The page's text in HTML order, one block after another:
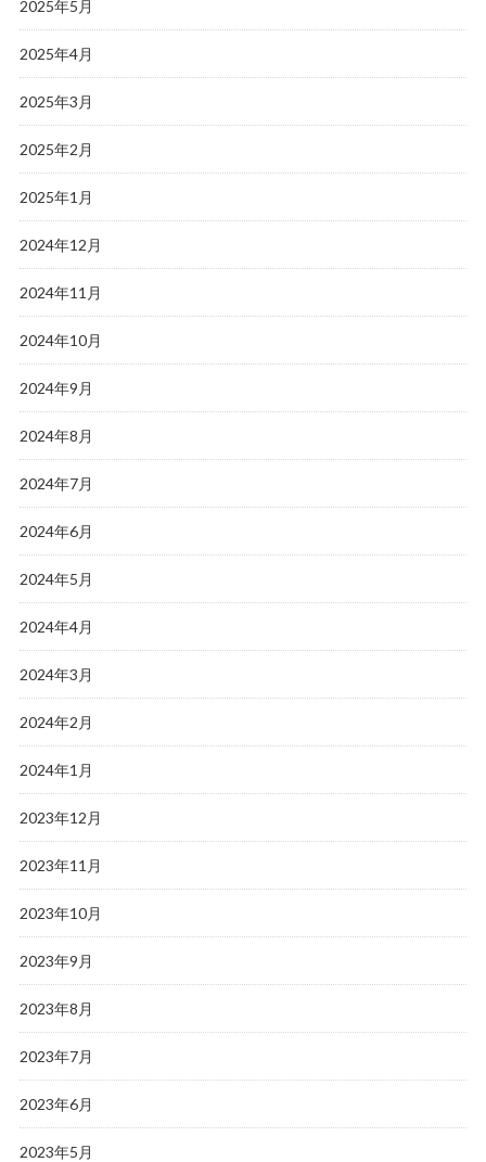
2025年5月
2025年4月
2025年3月
2025年2月
2025年1月
2024年12月
2024年11月
2024年10月
2024年9月
2024年8月
2024年7月
2024年6月
2024年5月
2024年4月
2024年3月
2024年2月
2024年1月
2023年12月
2023年11月
2023年10月
2023年9月
2023年8月
2023年7月
2023年6月
2023年5月